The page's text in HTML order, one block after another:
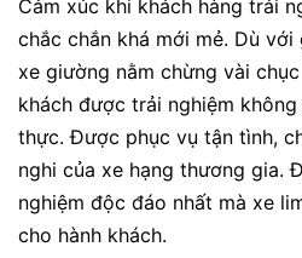
Cảm xúc khi khách hàng trải
chắc chắn khá mới mẻ. Dù
xe giường nằm chừng vài
khách được trải nghiệm
thực. Được phục vụ tận tình,
nghi của xe hạng thương gia.
nghiệm độc đáo nhất mà xe
cho hành khách.